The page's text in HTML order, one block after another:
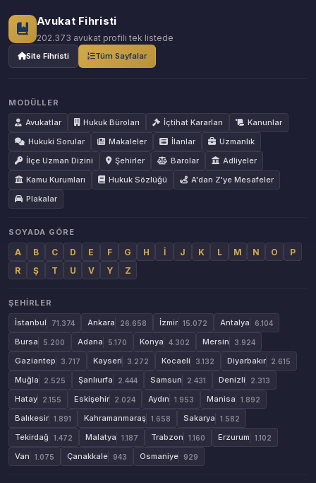
Avukat Fihristi
202.373 avukat profili tek listede
Site Fihristi Tüm Sayfalar
MODÜLLER
Avukatlar
Hukuk Büroları İçtihat Kararları
Kanunlar
Hukuki Sorular
Makaleler İlanlar
Uzmanlık
İlçe Uzman Dizini
Şehirler Barolar
Adliyeler
Kamu Kurumları
Hukuk Sözlüğü
A'dan Z'ye Mesafeler
Plakalar
SOYADA GÖRE
A B C D E F G H İ J K L M N O
P
R
Ş T U V Y Z
ŞEHIRLER
İstanbul
71.374 Ankara 26.658 İzmir 15.072 Antalya 6.104
Bursa 5.200 Adana 5.170 Konya 4.302 Mersin 3.924
Gaziantep 3.717 Kayseri 3.272 Kocaeli 3.132 Diyarbakır 2.615
Muğla 2.525 Şanlıurfa 2.444 Samsun 2.431 Denizli 2.313
Hatay 2.155 Eskişehir 2.024 Aydın 1.953 Manisa 1.892
Balıkesir 1.891 Kahramanmaraş 1.658 Sakarya 1.582
Tekirdağ 1.472 Malatya 1.187 Trabzon 1.160 Erzurum 1.102
Van 1.075 Çanakkale 943 Osmaniye 929